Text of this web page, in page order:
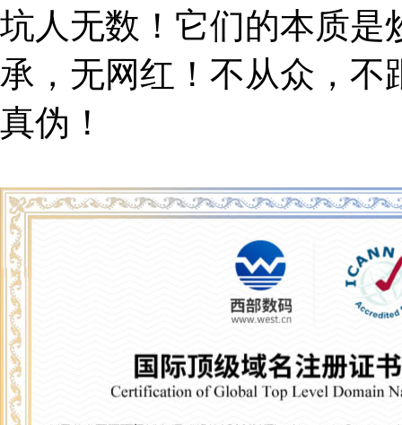
坑人无数！它们的本质是
承，无网红！不从众，不
真伪！